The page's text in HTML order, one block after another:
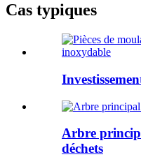
Cas typiques
Arbre
déchets